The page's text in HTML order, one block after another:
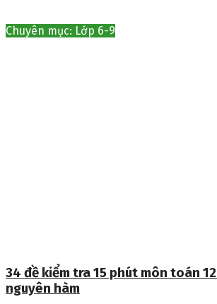
Chuyên mục: Lớp 6-9
34 đề kiểm tra 15 phút môn toán
nguyên hàm